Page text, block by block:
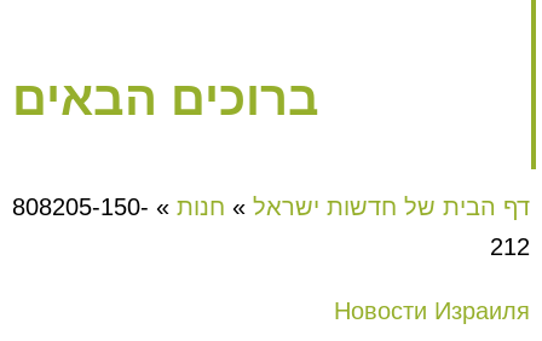
ברוכים הבאים
דף הבית של חדשות ישראל » חנות »
808205-150-
212
Новости Израиля